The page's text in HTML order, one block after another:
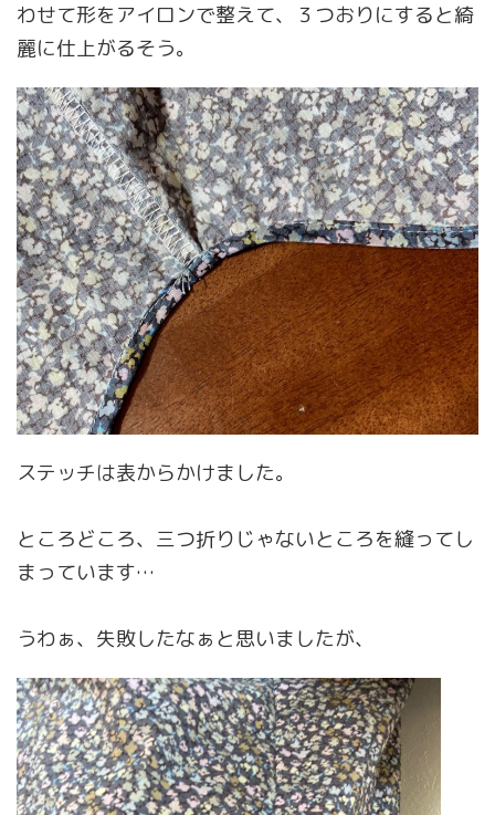
わせて形をアイロンで整えて、３つおりにすると綺
麗に仕上がるそう。
ステッチは表からかけました。
ところどころ、三つ折りじゃないところを縫ってし
まっています…
うわぁ、失敗したなぁと思いましたが、